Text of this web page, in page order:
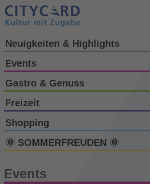
Neuigkeiten & Highlights
Events
Gastro & Genuss
Freizeit
Shopping
🌞 SOMMERFREUDEN 🌞
Events